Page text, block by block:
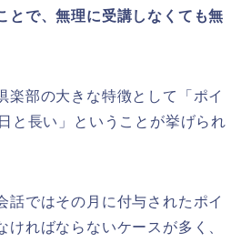
とで、無理に受講しなくても無
楽部の大きな特徴として「ポイ
と長い」ということが挙げられ
話ではその月に付与されたポイ
ければならないケースが多く、